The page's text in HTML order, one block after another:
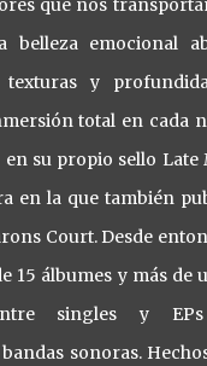
que nos
belleza emocional
texturas y
total en cada
en su propio sello Late
en la que también
Court. Desde
15 álbumes y más de
singles y
sonoras.